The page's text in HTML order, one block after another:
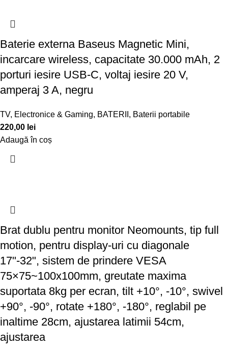
Baterie externa Baseus Magnetic Mini,
incarcare wireless, capacitate 30.000 mAh, 2
porturi iesire USB-C, voltaj iesire 20 V,
amperaj 3 A, negru
TV, Electronice & Gaming, BATERII , Baterii portabile
220,00 lei
Adaugă în coș
Brat dublu pentru monitor Neomounts, tip full
motion, pentru display-uri cu diagonale
17"-32", sistem de prindere VESA
75×75~100x100mm, greutate maxima
suportata 8kg per ecran, tilt +10°, -10°, swivel
+90°, -90°, rotate +180°, -180°, reglabil pe
inaltime 28cm, ajustarea latimii 54cm,
ajustarea